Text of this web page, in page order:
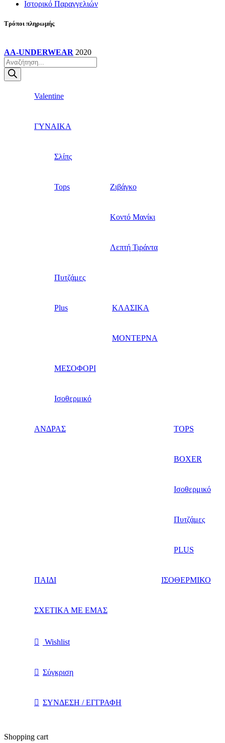
Ιστορικό Παραγγελιών
Τρόποι πληρωμής
AA-UNDERWEAR 2020
Products
search
Valentine
ΓΥΝΑΙΚΑ
Σλίπς
Tops Ζιβάγκο
Κοντό Μανίκι
Λεπτή Τιράντα
Πυτζάμες
Plus ΚΛΑΣΙΚΑ
ΜΟΝΤΕΡΝΑ
ΜΕΣΟΦΟΡΙ
Ισοθερμικό
ΑΝΔΡΑΣ TOPS
BOXER
Ισοθερμικό
Πυτζάμες
PLUS
ΠΑΙΔΙ ΙΣΟΘΕΡΜΙΚΟ
ΣΧΕΤΙΚΑ ΜΕ ΕΜΑΣ
Wishlist
Σύγκριση
ΣΥΝΔΕΣΗ / ΕΓΓΡΑΦΗ
Shopping cart